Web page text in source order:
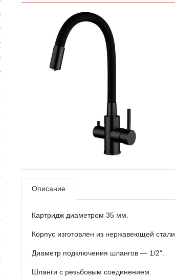
Описание
Картридж диаметром 35 мм.
Корпус изготовлен из нержавеющей стали.
Диаметр подключения шлангов — 1/2".
Шланги с резьбовым соединением.